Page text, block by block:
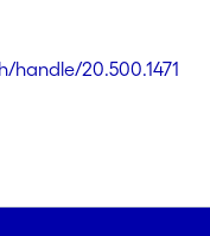
handle/20.500.1471